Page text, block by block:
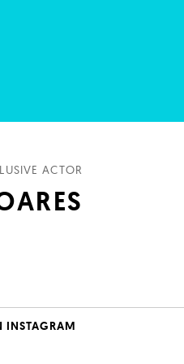
ACTOR
INSTAGRAM